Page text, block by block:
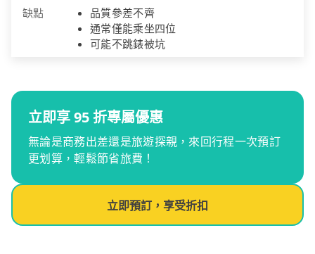
缺點
品質參差不齊
通常僅能乘坐四位
可能不跳錶被坑
立即享 95 折專屬優惠
無論是商務出差還是旅遊探親，來回行程一次預訂
更划算，輕鬆節省旅費！
立即預訂，享受折扣